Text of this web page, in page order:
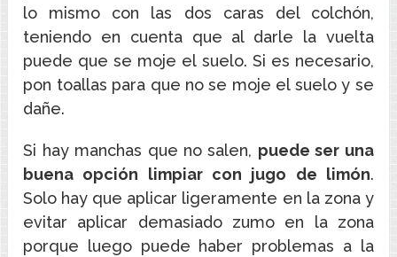
lo mismo con las dos caras del colchón,
teniendo en cuenta que al darle la vuelta
puede que se moje el suelo. Si es necesario,
pon toallas para que no se moje el suelo y se
dañe.
Si hay manchas que no salen, puede ser una
buena opción limpiar con jugo de limón.
Solo hay que aplicar ligeramente en la zona y
evitar aplicar demasiado zumo en la zona
porque luego puede haber problemas a la